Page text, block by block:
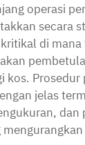
operasi
secara
di
kos.
jelas
dan